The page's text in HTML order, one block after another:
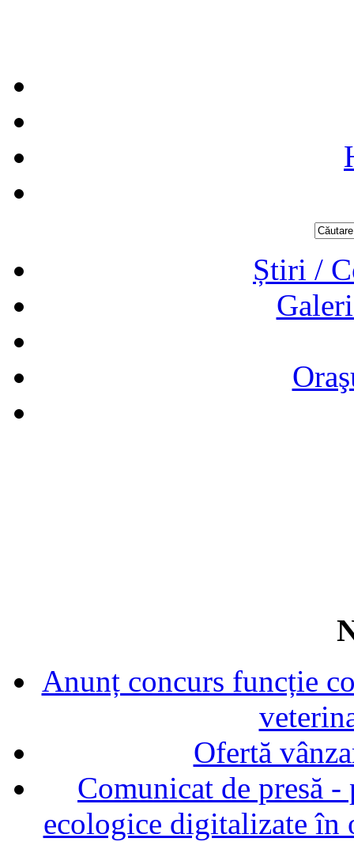
Știri /
Anunț concurs funcție
Ofertă
Comunicat de presă
ecologice digitalizate în